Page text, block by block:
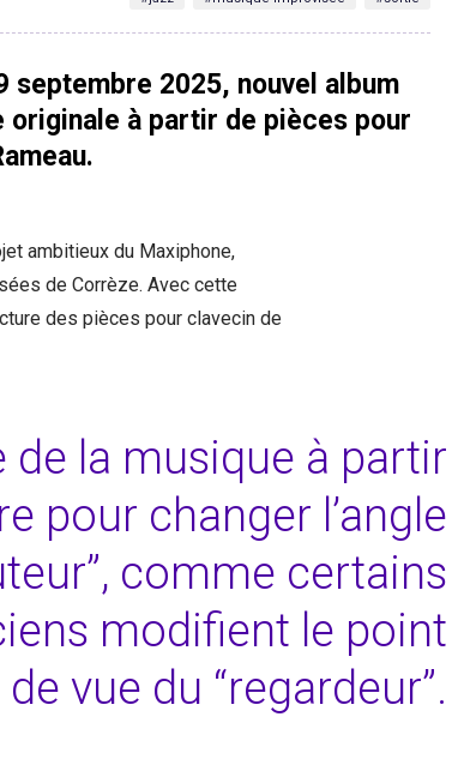
septembre 2025, nouvel album
originale à partir de pièces pour
ambitieux du Maxiphone,
de Corrèze. Avec cette
des pièces pour clavecin de
de la musique à partir
pour changer l’angle
comme certains
modifient le point
de vue du “regardeur”.